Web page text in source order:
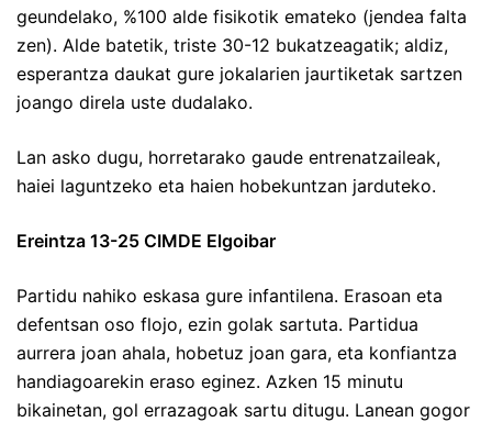
geundelako, %100 alde fisikotik emateko (jendea falta
zen). Alde batetik, triste 30-12 bukatzeagatik; aldiz,
esperantza daukat gure jokalarien jaurtiketak sartzen
joango direla uste dudalako.
Lan asko dugu, horretarako gaude entrenatzaileak,
haiei laguntzeko eta haien hobekuntzan jarduteko.
Ereintza 13-25 CIMDE Elgoibar
Partidu nahiko eskasa gure infantilena. Erasoan eta
defentsan oso flojo, ezin golak sartuta. Partidua
aurrera joan ahala, hobetuz joan gara, eta konfiantza
handiagoarekin eraso eginez. Azken 15 minutu
bikainetan, gol errazagoak sartu ditugu. Lanean gogor